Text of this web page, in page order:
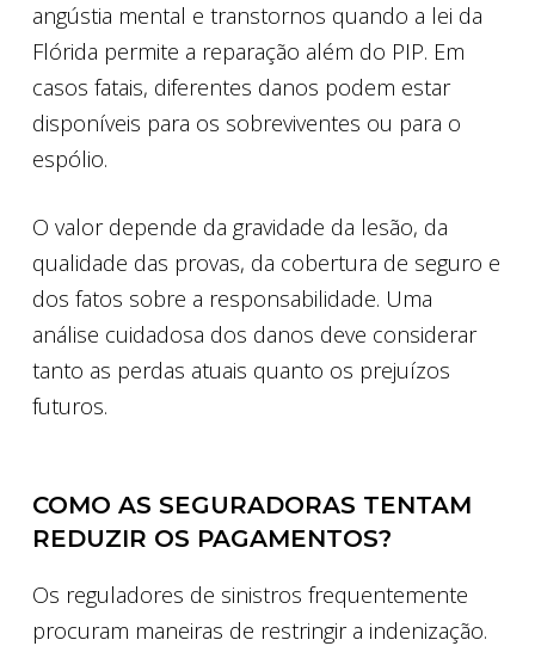
angústia mental e transtornos quando a lei da
Flórida permite a reparação além do PIP. Em
casos fatais, diferentes danos podem estar
disponíveis para os sobreviventes ou para o
espólio.
O valor depende da gravidade da lesão, da
qualidade das provas, da cobertura de seguro e
dos fatos sobre a responsabilidade. Uma
análise cuidadosa dos danos deve considerar
tanto as perdas atuais quanto os prejuízos
futuros.
COMO AS SEGURADORAS TENTAM
REDUZIR OS PAGAMENTOS?
Os reguladores de sinistros frequentemente
procuram maneiras de restringir a indenização.